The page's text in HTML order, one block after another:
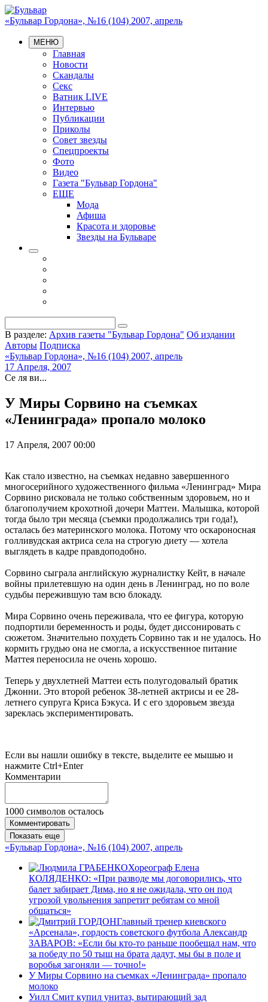
«Бульвар Гордона», №16 (104) 2007, апрель
МЕНЮ
Главная
Новости
Скандалы
Секс
Ватник LIVE
Интервью
Публикации
Приколы
Совет звезды
Спецпроекты
Фото
Видео
Газета "Бульвар Гордона"
ЕЩЕ
Мода
Афиша
Красота и здоровье
Звезды на Бульваре
В разделе: Архив газеты "Бульвар Гордона" Об издании
Авторы Подписка
«Бульвар Гордона», №16 (104) 2007, апрель
17 Апреля, 2007
Се ля ви...
У Миры Сорвино на съемках
«Ленинграда» пропало молоко
17 Апреля, 2007 00:00
Как стало известно, на съемках недавно завершенного
многосерийного художественного фильма «Ленинград» Мира
Сорвино рисковала не только собственным здоровьем, но и
благополучием крохотной дочери Маттеи. Малышка, которой
тогда было три месяца (съемки продолжались три года!),
осталась без материнского молока. Потому что оскароносная
голливудская актриса села на строгую диету — хотела
выглядеть в кадре правдоподобно.
Сорвино сыграла английскую журналистку Кейт, в начале
войны прилетевшую на один день в Ленинград, но по воле
судьбы пережившую там всю блокаду.
Мира Сорвино очень переживала, что ее фигура, которую
подпортили беременность и роды, будет диссонировать с
сюжетом. Значительно похудеть Сорвино так и не удалось. Но
кормить грудью она не смогла, а искусственное питание
Маттея переносила не очень хорошо.
Теперь у двухлетней Маттеи есть полугодовалый братик
Джонни. Это второй ребенок 38-летней актрисы и ее 28-
летнего супруга Криса Бэкуса. И с его здоровьем звезда
зареклась экспериментировать.
Если вы нашли ошибку в тексте, выделите ее мышью и
нажмите Ctrl+Enter
Комментарии
1000 символов осталось
Комментировать
Показать еще
«Бульвар Гордона», №16 (104) 2007, апрель
Хореограф Елена
КОЛЯДЕНКО: «При разводе мы договорились, что
балет забирает Дима, но я не ожидала, что он под
угрозой увольнения запретит ребятам со мной
общаться»
Главный тренер киевского
«Арсенала», гордость советского футбола Александр
ЗАВАРОВ: «Если бы кто-то раньше пообещал нам, что
за победу по 50 тыщ на брата дадут, мы бы в поле и
воробья загоняли — точно!»
У Миры Сорвино на съемках «Ленинграда» пропало
молоко
Уилл Смит купил унитаз, вытирающий зад